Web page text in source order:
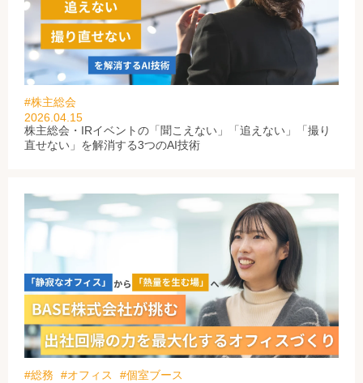
#株主総会
2026.04.15
株主総会・IRイベントの「聞こえない」「追えない」「撮り
直せない」を解消する3つのAI技術
#総務 #オフィス
#個室ブース